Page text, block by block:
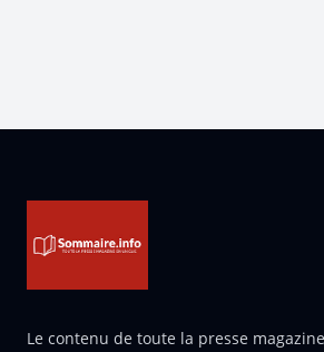
Le contenu de toute la presse